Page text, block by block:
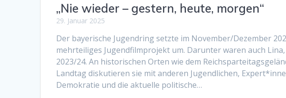
„Nie wieder – gestern, heute, morgen“
29. Januar 2025
Der bayerische Jugendring setzte im November/Dezember
mehrteiliges Jugendfilmprojekt um. Darunter waren auch
2023/24. An historischen Orten wie dem
Landtag diskutieren sie mit anderen Jugendlichen,
Demokratie und die aktuelle politische…